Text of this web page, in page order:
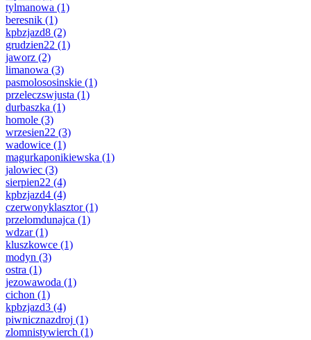
tylmanowa (1)
beresnik (1)
kpbzjazd8 (2)
grudzien22 (1)
jaworz (2)
limanowa (3)
pasmolososinskie (1)
przeleczswjusta (1)
durbaszka (1)
homole (3)
wrzesien22 (3)
wadowice (1)
magurkaponikiewska (1)
jalowiec (3)
sierpien22 (4)
kpbzjazd4 (4)
czerwonyklasztor(1)
przelomdunajca (1)
wdzar(1)
kluszkowce (1)
modyn (3)
ostra (1)
jezowawoda (1)
cichon (1)
kpbzjazd3 (4)
piwnicznazdroj (1)
zlomnistywierch (1)